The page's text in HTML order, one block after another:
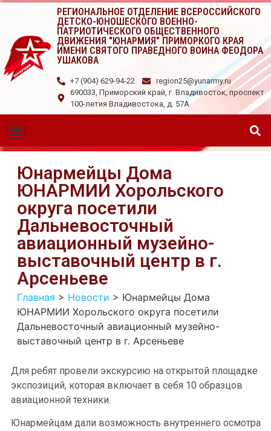
РЕГИОНАЛЬНОЕ ОТДЕЛЕНИЕ ВСЕРОССИЙСКОГО
ДЕТСКО-ЮНОШЕСКОГО ВОЕННО-
ПАТРИОТИЧЕСКОГО ОБЩЕСТВЕННОГО
ДВИЖЕНИЯ "ЮНАРМИЯ" ПРИМОРКОГО КРАЯ
ИМЕНИ СВЯТОГО ПРАВЕДНОГО ВОИНА ФЕОДОРА
УШАКОВА
+7 (904) 629-94-22
region25@yunarmy.ru
690033, Приморский край, г. Владивосток, проспект
100-летия Владивостока, д. 57А
Юнармейцы Дома
ЮНАРМИИ Хорольского
округа посетили
Дальневосточный
авиационный музейно-
выставочный центр в г.
Арсеньеве
Главная > Новости > Юнармейцы Дома
ЮНАРМИИ Хорольского округа посетили
Дальневосточный авиационный музейно-
выставочный центр в г. Арсеньеве
Для ребят провели экскурсию на открытой площадке
экспозиций, которая включает в себя 10 образцов
авиационной техники.
Юнармейцам дали возможность внутреннего осмотра